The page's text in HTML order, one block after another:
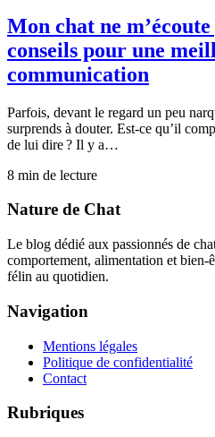
Mon chat ne
conseils pour une
communication
Parfois, devant le regard un peu
surprends à douter. Est-ce qu’il
de lui dire ? Il y a…
8 min de lecture
Nature de Chat
Le blog dédié aux passionnés de
comportement, alimentation et bien-
félin au quotidien.
Navigation
Mentions légales
Politique de confidentialité
Contact
Rubriques